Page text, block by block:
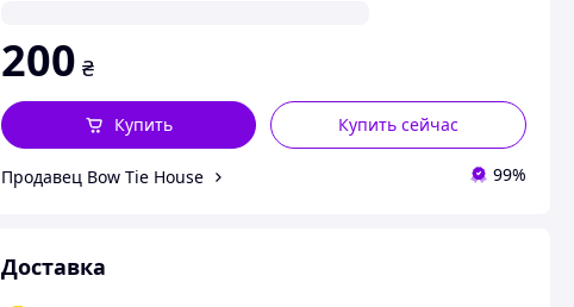
200 ₴
Купить сейчас
Купить
Продавец Bow Tie House 99%
Доставка